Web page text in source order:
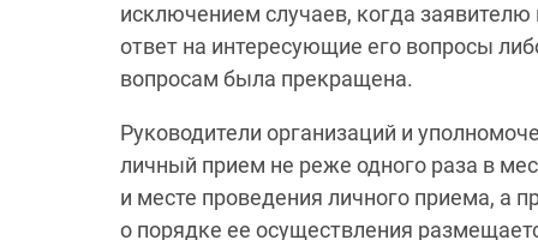
исключением случаев, когда
ответ на интересующие его вопросы
вопросам была прекращена.
Руководители организаций и
личный прием не реже одного раза в
и месте проведения личного приема, а
о порядке ее осуществления